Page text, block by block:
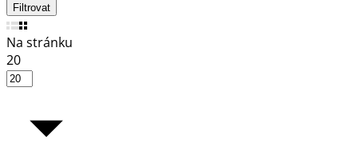
Filtrovat
Na stránku
20